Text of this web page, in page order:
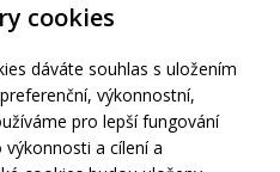
cookies
dáváte souhlas s uložením
výkonnostní,
pro lepší fungování
a cílení a